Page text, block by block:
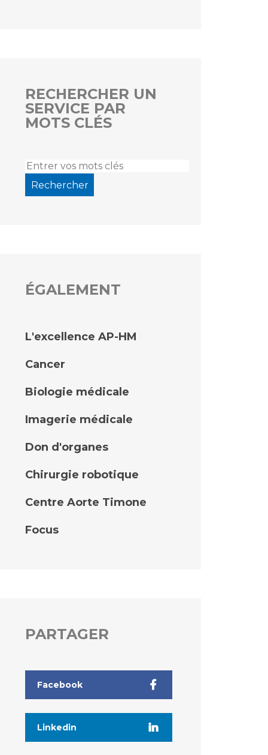
RECHERCHER UN
SERVICE PAR
MOTS CLÉS
ÉGALEMENT
L'excellence AP-HM
Cancer
Biologie médicale
Imagerie médicale
Don d'organes
Chirurgie robotique
Centre Aorte Timone
Focus
PARTAGER
Facebook
Linkedin